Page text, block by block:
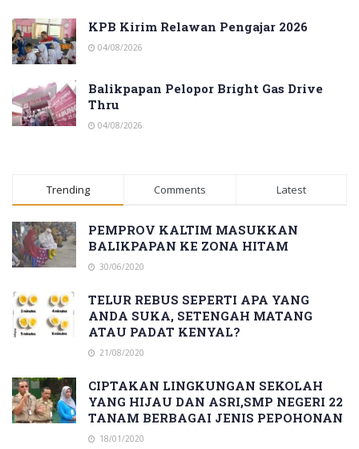
KPB Kirim Relawan Pengajar 2026
04/08/2026
Balikpapan Pelopor Bright Gas Drive
Thru
04/08/2026
Trending Comments Latest
PEMPROV KALTIM MASUKKAN
BALIKPAPAN KE ZONA HITAM
30/06/2020
TELUR REBUS SEPERTI APA YANG
ANDA SUKA, SETENGAH MATANG
ATAU PADAT KENYAL?
21/08/2020
CIPTAKAN LINGKUNGAN SEKOLAH
YANG HIJAU DAN ASRI,SMP NEGERI 22
TANAM BERBAGAI JENIS PEPOHONAN
18/01/2020